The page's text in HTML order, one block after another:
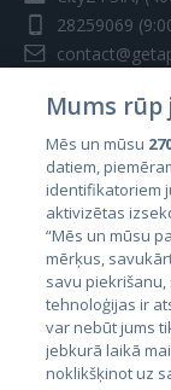
28259069
Страны
Эстония
Латвия
Литва
Mums
Mēs un mūsu
datiem,
identifikatoriem
aktivizētas
“Mēs un mūsu
mērķus,
savu piekrišanu,
tehnoloģijas ir
var nebūt jums
jebkurā laikā
noklikšķinot uz